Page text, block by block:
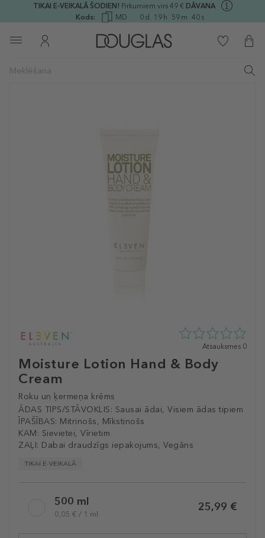
TIKAI E-VEIKALĀ ŠODIEN! Pirkumiem virs 49 € DĀVANA
Kods:
MD 0 d 19 h 59 m 40 s
Moisture Lotion Hand & Body
Cream
Roku un ķermeņa krēms
ĀDAS TIPS/STĀVOKLIS: Sausai ādai, Visiem ādas tipiem
ĪPAŠĪBAS: Mitrinošs, Mīkstinošs
KAM: Sievietei, Vīrietim
ZAĻI: Dabai draudzīgs iepakojums, Vegāns
TIKAI E-VEIKALĀ
0
no
atsauksmēm
Atsauksmes 0
variation500 ml
0,05 € / 1 ml
25,99 €